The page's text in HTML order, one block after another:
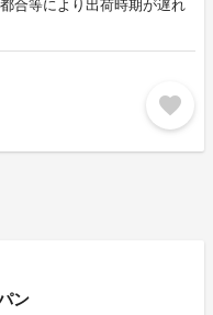
合等により出荷時期が遅れ
favorite
ン